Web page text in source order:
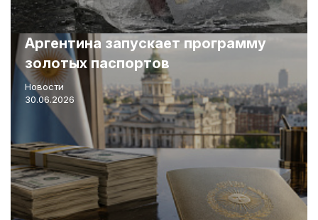
Аргентина запускает программу
золотых паспортов
Новости
30.06.2026